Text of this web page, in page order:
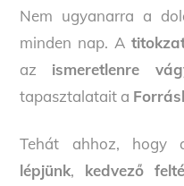
Nem ugyanarra a
minden nap. A
az ismeretlenre
tapasztalatait a
Tehát ahhoz, hogy
lépjünk, kedvező